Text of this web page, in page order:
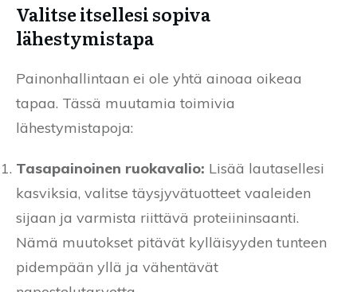
Valitse itsellesi sopiva
lähestymistapa
Painonhallintaan ei ole yhtä ainoaa oikeaa
tapaa. Tässä muutamia toimivia
lähestymistapoja:
Tasapainoinen ruokavalio: Lisää lautasellesi
kasviksia, valitse täysjyvätuotteet vaaleiden
sijaan ja varmista riittävä proteiininsaanti.
Nämä muutokset pitävät kylläisyyden tunteen
pidempään yllä ja vähentävät